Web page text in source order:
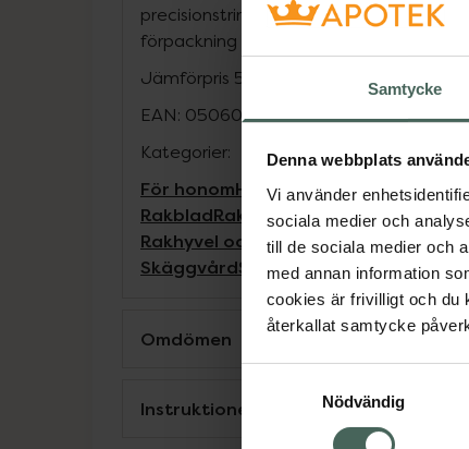
Samtycke
Denna webbplats
Vi använder
sociala medier och
till de sociala medier och
med annan information
cookies är frivilligt och du
återkallat samtycke
Nödvändig
precisionstrimmer för svåråtkomliga
förpackning gjord av återvunnet material.
Jämförpris 57,25 kr
EAN: 05060144645579
Kategorier:
För honomHudvårdHudvård för män
RakbladRakbladRakhyvel och
Rakhyvel och rakapparat Rakning
SkäggvårdSkäggvård
Omdömen
Instruktioner